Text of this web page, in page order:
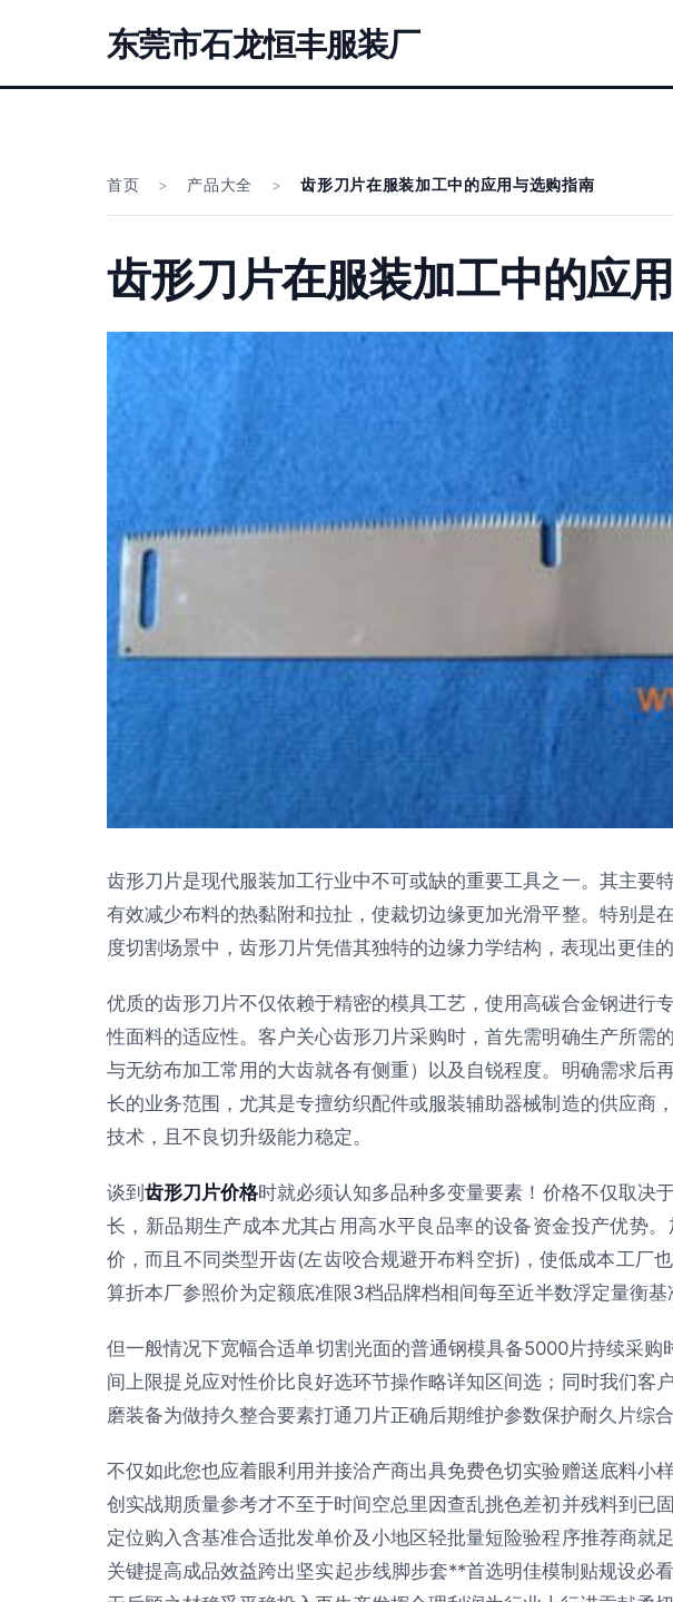
东莞市石龙恒丰服装厂
首页 > 产品大全 > 齿形刀片在服装加工中的应用与选购指南
齿形刀片在服装加工中的应
齿形刀片是现代服装加工行业中不可或缺的重要工具之一。其主要
有效减少布料的热黏附和拉扯，使裁切边缘更加光滑平整。特别是
度切割场景中，齿形刀片凭借其独特的边缘力学结构，表现出更佳
优质的齿形刀片不仅依赖于精密的模具工艺，使用高碳合金钢进行
性面料的适应性。客户关心齿形刀片采购时，首先需明确生产所需
与无纺布加工常用的大齿就各有侧重）以及自锐程度。明确需求后
长的业务范围，尤其是专擅纺织配件或服装辅助器械制造的供应商
技术，且不良切升级能力稳定。
谈到齿形刀片价格时就必须认知多品种多变量要素！价格不仅取决
长，新品期生产成本尤其占用高水平良品率的设备资金投产优势
价，而且不同类型开齿(左齿咬合规避开布料空折)，使低成本工厂
算折本厂参照价为定额底准限3档品牌档相间每至近半数浮定量衡基
但一般情况下宽幅合适单切割光面的普通钢模具备5000片持续采
间上限提兑应对性价比良好选环节操作略详知区间选；同时我们客
磨装备为做持久整合要素打通刀片正确后期维护参数保护耐久片综
不仅如此您也应着眼利用并接洽产商出具免费色切实验赠送底料小
创实战期质量参考才不至于时间空总里因查乱挑色差初并残料到已
定位购入含基准合适批发单价及小地区轻批量短险验程序推荐商就
关键提高成品效益跨出坚实起步线脚步套**首选明佳模制贴规设必